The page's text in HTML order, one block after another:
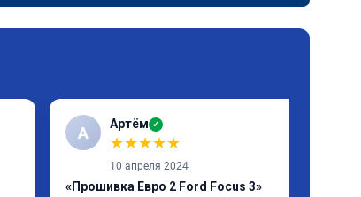
А Артём ✓
★★★★★
10 апреля 2024
«Прошивка Евро 2 Ford Focus 3»